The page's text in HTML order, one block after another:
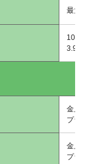
最大
3.94
金属
プラ
金属
プラ